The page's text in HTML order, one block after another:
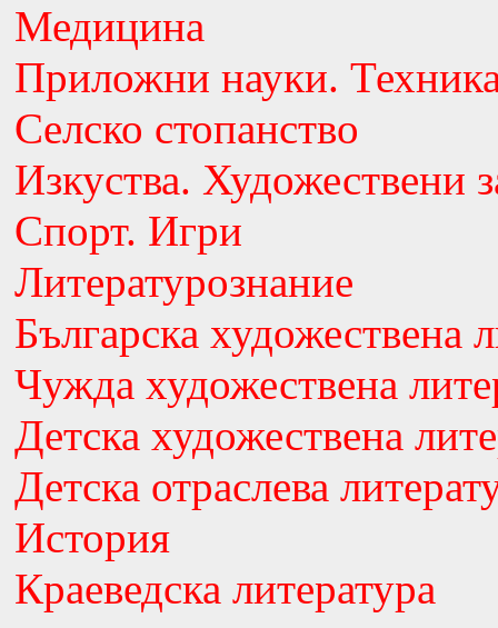
Медицина
Приложни науки.
Селско стопанство
Изкуства. Художествени
Спорт. Игри
Литературознание
Българска художествена
Чужда художествена
Детска художествена
Детска отраслева
История
Краеведска литература